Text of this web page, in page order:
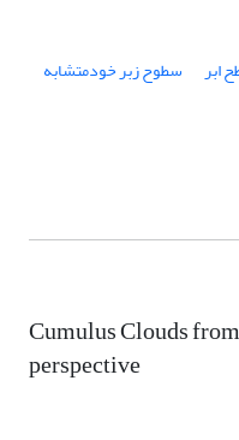
ابر سطوح زبر خودمتشابه
Cumulus Clouds
perspective